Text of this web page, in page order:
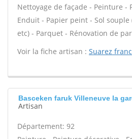
Nettoyage de façade - Peinture -
Enduit - Papier peint - Sol souple
etc) - Parquet - Rénovation de
Voir la fiche artisan : Suarez
Basceken faruk Villeneuve la
Artisan
Département: 92